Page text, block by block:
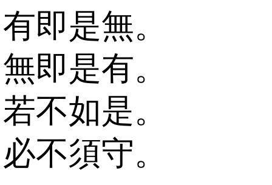
有即是無。
無即是有。
若不如是。
必不須守。